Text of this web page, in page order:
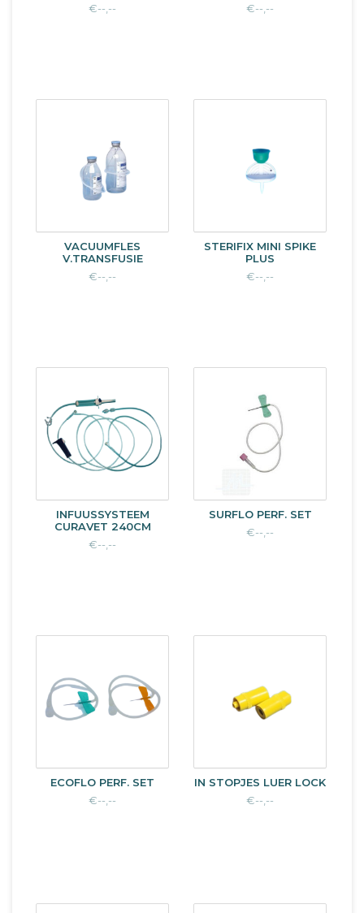
€--,--
€--,--
VACUUMFLES
V.TRANSFUSIE
€--,--
STERIFIX MINI SPIKE
PLUS
€--,--
INFUUSSYSTEEM
CURAVET 240CM
€--,--
SURFLO PERF. SET
€--,--
ECOFLO PERF. SET
€--,--
IN STOPJES LUER LOCK
€--,--